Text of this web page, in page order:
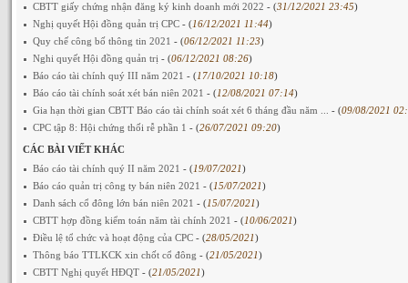
CBTT giấy chứng nhận đăng ký kinh doanh mới 2022 - (31/12/2021 23:45)
Nghị quyết Hội đồng quản trị CPC - (16/12/2021 11:44)
Quy chế công bố thông tin 2021 - (06/12/2021 11:23)
Nghi quyết Hội đồng quản trị - (06/12/2021 08:26)
Báo cáo tài chính quý III năm 2021 - (17/10/2021 10:18)
Báo cáo tài chính soát xét bán niên 2021 - (12/08/2021 07:14)
Gia hạn thời gian CBTT Báo cáo tài chính soát xét 6 tháng đầu năm ... - (09/08/2021
CPC tập 8: Hội chứng thối rễ phần 1 - (26/07/2021 09:20)
CÁC BÀI VIẾT KHÁC
Báo cáo tài chính quý II năm 2021 - (19/07/2021)
Báo cáo quản trị công ty bán niên 2021 - (15/07/2021)
Danh sách cổ đông lớn bán niên 2021 - (15/07/2021)
CBTT hợp đồng kiểm toán năm tài chính 2021 - (10/06/2021)
Điều lệ tổ chức và hoạt động của CPC - (28/05/2021)
Thông báo TTLKCK xin chốt cổ đông - (21/05/2021)
CBTT Nghị quyết HĐQT - (21/05/2021)